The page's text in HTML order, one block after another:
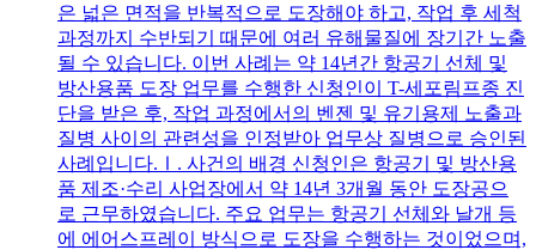
은 넓은 면적을 반복적으로 도장해야 하고, 작업 후 세척
과정까지 수반되기 때문에 여러 유해물질에 장기간 노출
될 수 있습니다. 이번 사례는 약 14년간 항공기 선체 및
방산용품 도장 업무를 수행한 신청인이 T-세포림프종 진
단을 받은 후, 작업 과정에서의 벤젠 및 유기용제 노출과
질병 사이의 관련성을 인정받아 업무상 질병으로 승인된
사례입니다.Ⅰ. 사건의 배경 신청인은 항공기 및 방산용
품 제조·수리 사업장에서 약 14년 3개월 동안 도장공으
로 근무하였습니다. 주요 업무는 항공기 선체와 날개 등
에 에어스프레이 방식으로 도장을 수행하는 것이었으며,